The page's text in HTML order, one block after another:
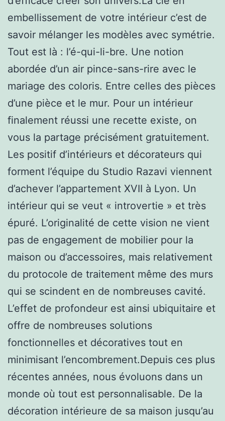
embellissement de votre intérieur c’est de
savoir mélanger les modèles avec symétrie.
Tout est là : l’é-qui-li-bre. Une notion
abordée d’un air pince-sans-rire avec le
mariage des coloris. Entre celles des pièces
d’une pièce et le mur. Pour un intérieur
finalement réussi une recette existe, on
vous la partage précisément gratuitement.
Les positif d’intérieurs et décorateurs qui
forment l’équipe du Studio Razavi viennent
d’achever l’appartement XVII à Lyon. Un
intérieur qui se veut « introvertie » et très
épuré. L’originalité de cette vision ne vient
pas de engagement de mobilier pour la
maison ou d’accessoires, mais relativement
du protocole de traitement même des murs
qui se scindent en de nombreuses cavité.
L’effet de profondeur est ainsi ubiquitaire et
offre de nombreuses solutions
fonctionnelles et décoratives tout en
minimisant l’encombrement.Depuis ces plus
récentes années, nous évoluons dans un
monde où tout est personnalisable. De la
décoration intérieure de sa maison jusqu’au